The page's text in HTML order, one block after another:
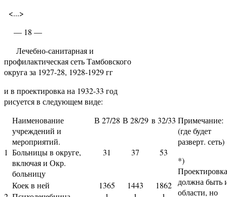
<...>
— 18 —
Лечебно-санитарная и
профилактическая сеть Тамбовского
округа за 1927-28, 1928-1929 гг
и в проектировка на 1932-33 год
рисуется в следующем виде:
Наименование
учреждений и
мероприятий.
В 27/28 В 28/29 в 32/33 Примечание:
(где будет
разверт. сеть)
1 Больницы в округе,
включая и Окр.
больницу
31 37 53
*)
Проектировка
должна быть
области, но
Коек в ней 1365 1443
1862